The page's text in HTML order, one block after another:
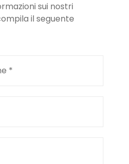
sui nostri
il seguente